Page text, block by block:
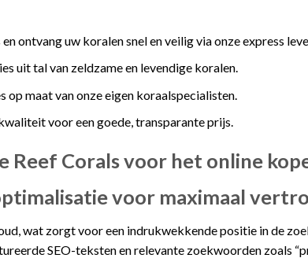
ontvang uw koralen snel en veilig via onze express
uit tal van zeldzame en levendige koralen.
op maat van onze eigen koraalspecialisten.
voor een goede, transparante prijs.
Reef Corals voor het online
voor maximaal
wat zorgt voor een indrukwekkende positie in de
SEO-teksten en relevante zoekwoorden zoals